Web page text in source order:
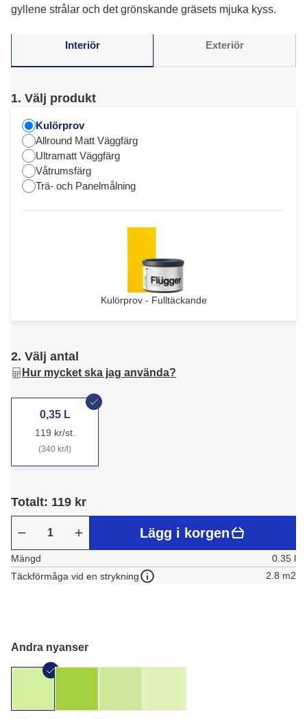
gyllene strålar och det grönskande gräsets mjuka kyss.
Interiör Exteriör
1. Välj produkt
Kulörprov
Allround Matt Väggfärg
Ultramatt Väggfärg
Våtrumsfärg
Trä- och Panelmålning
Kulörprov - Fulltäckande
2. Välj antal
Hur mycket ska jag använda?
0,35 L
119 kr/st.
(340 kr/l)
Totalt: 119 kr
Lägg i korgen
Mängd
0.35 l
Täckförmåga vid en strykning
2.8 m2
Andra nyanser